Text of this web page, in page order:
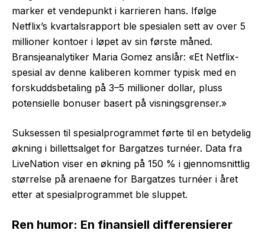
marker et vendepunkt i karrieren hans. Ifølge
Netflix’s kvartalsrapport ble spesialen sett av over 5
millioner kontoer i løpet av sin første måned.
Bransjeanalytiker Maria Gomez anslår: «Et Netflix-
spesial av denne kaliberen kommer typisk med en
forskuddsbetaling på 3–5 millioner dollar, pluss
potensielle bonuser basert på visningsgrenser.»
Suksessen til spesialprogrammet førte til en betydelig
økning i billettsalget for Bargatzes turnéer. Data fra
LiveNation viser en økning på 150 % i gjennomsnittlig
størrelse på arenaene for Bargatzes turnéer i året
etter at spesialprogrammet ble sluppet.
Ren humor: En finansiell differensierer